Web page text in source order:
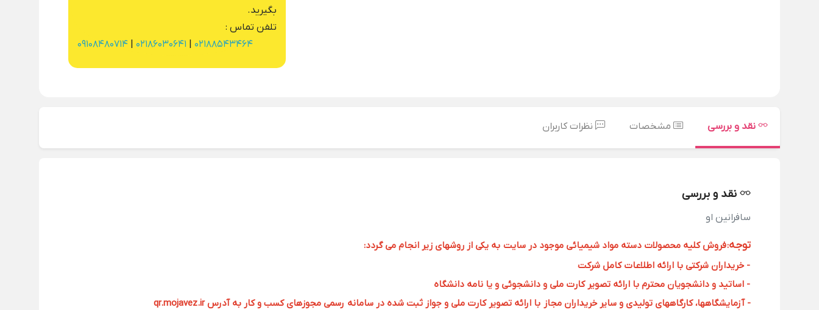
بگیرید.
تلفن تماس :
02188543464
02186030641
09108480714
نقد و بررسی مشخصات نظرات کاربران
نقد و بررسی
سافرانین او
توجه:فروش کلیه محصولات دسته مواد شیمیائی موجود در سایت به یکی از روشهای زیر انجام می گردد:
- خریداران شرکتی با ارائه اطلاعات کامل شرکت
- اساتید و دانشجویان محترم با ارائه تصویر کارت ملی و دانشجوئی و یا نامه دانشگاه
- آزمایشگاهها، کارگاههای تولیدی و سایر خریداران مجاز با ارائه تصویر کارت ملی و جواز ثبت شده در سامانه رسمی مجوزهای کسب و کار به آدرس qr.mojavez.ir